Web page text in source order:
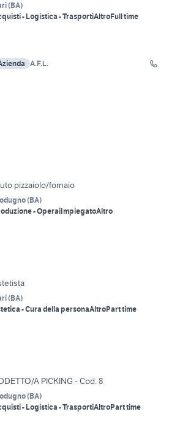
(BA)
- Logistica - TrasportiAltroFull time
A.F.L.
pizzaiolo/fornaio
(BA)
- OperaiImpiegatoAltro
(BA)
- Cura della personaAltroPart time
A PICKING - Cod. 8
(BA)
- Logistica - TrasportiAltroPart time